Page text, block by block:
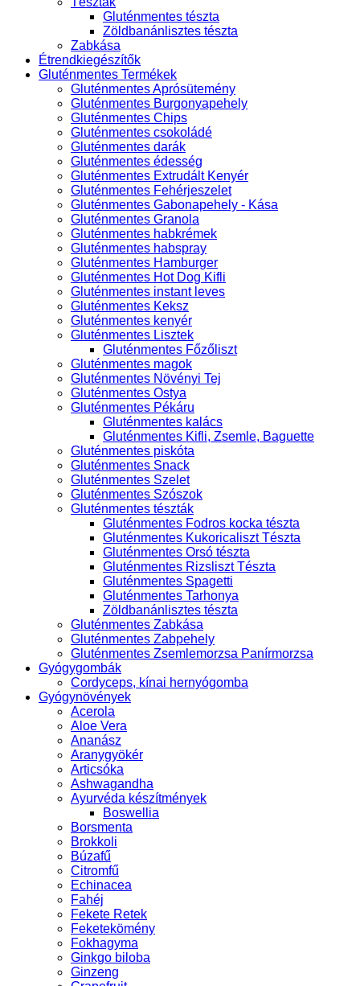
Gluténmentes tészta
Zöldbanánlisztes tészta
Zabkása
Étrendkiegészítők
Gluténmentes Termékek
Gluténmentes Aprósütemény
Gluténmentes Burgonyapehely
Gluténmentes Chips
Gluténmentes csokoládé
Gluténmentes darák
Gluténmentes édesség
Gluténmentes Extrudált Kenyér
Gluténmentes Fehérjeszelet
Gluténmentes Gabonapehely - Kása
Gluténmentes Granola
Gluténmentes habkrémek
Gluténmentes habspray
Gluténmentes Hamburger
Gluténmentes Hot Dog Kifli
Gluténmentes instant leves
Gluténmentes Keksz
Gluténmentes kenyér
Gluténmentes Lisztek
Gluténmentes Főzőliszt
Gluténmentes magok
Gluténmentes Növényi Tej
Gluténmentes Ostya
Gluténmentes Pékáru
Gluténmentes kalács
Gluténmentes Kifli, Zsemle, Baguette
Gluténmentes piskóta
Gluténmentes Snack
Gluténmentes Szelet
Gluténmentes Szószok
Gluténmentes tészták
Gluténmentes Fodros kocka tészta
Gluténmentes Kukoricaliszt Tészta
Gluténmentes Orsó tészta
Gluténmentes Rizsliszt Tészta
Gluténmentes Spagetti
Gluténmentes Tarhonya
Zöldbanánlisztes tészta
Gluténmentes Zabkása
Gluténmentes Zabpehely
Gluténmentes Zsemlemorzsa Panírmorzsa
Gyógygombák
Cordyceps, kínai hernyógomba
Gyógynövények
Acerola
Aloe Vera
Ananász
Aranygyökér
Articsóka
Ashwagandha
Ayurvéda készítmények
Boswellia
Borsmenta
Brokkoli
Búzafű
Citromfű
Echinacea
Fahéj
Fekete Retek
Feketekömény
Fokhagyma
Ginkgo biloba
Ginzeng